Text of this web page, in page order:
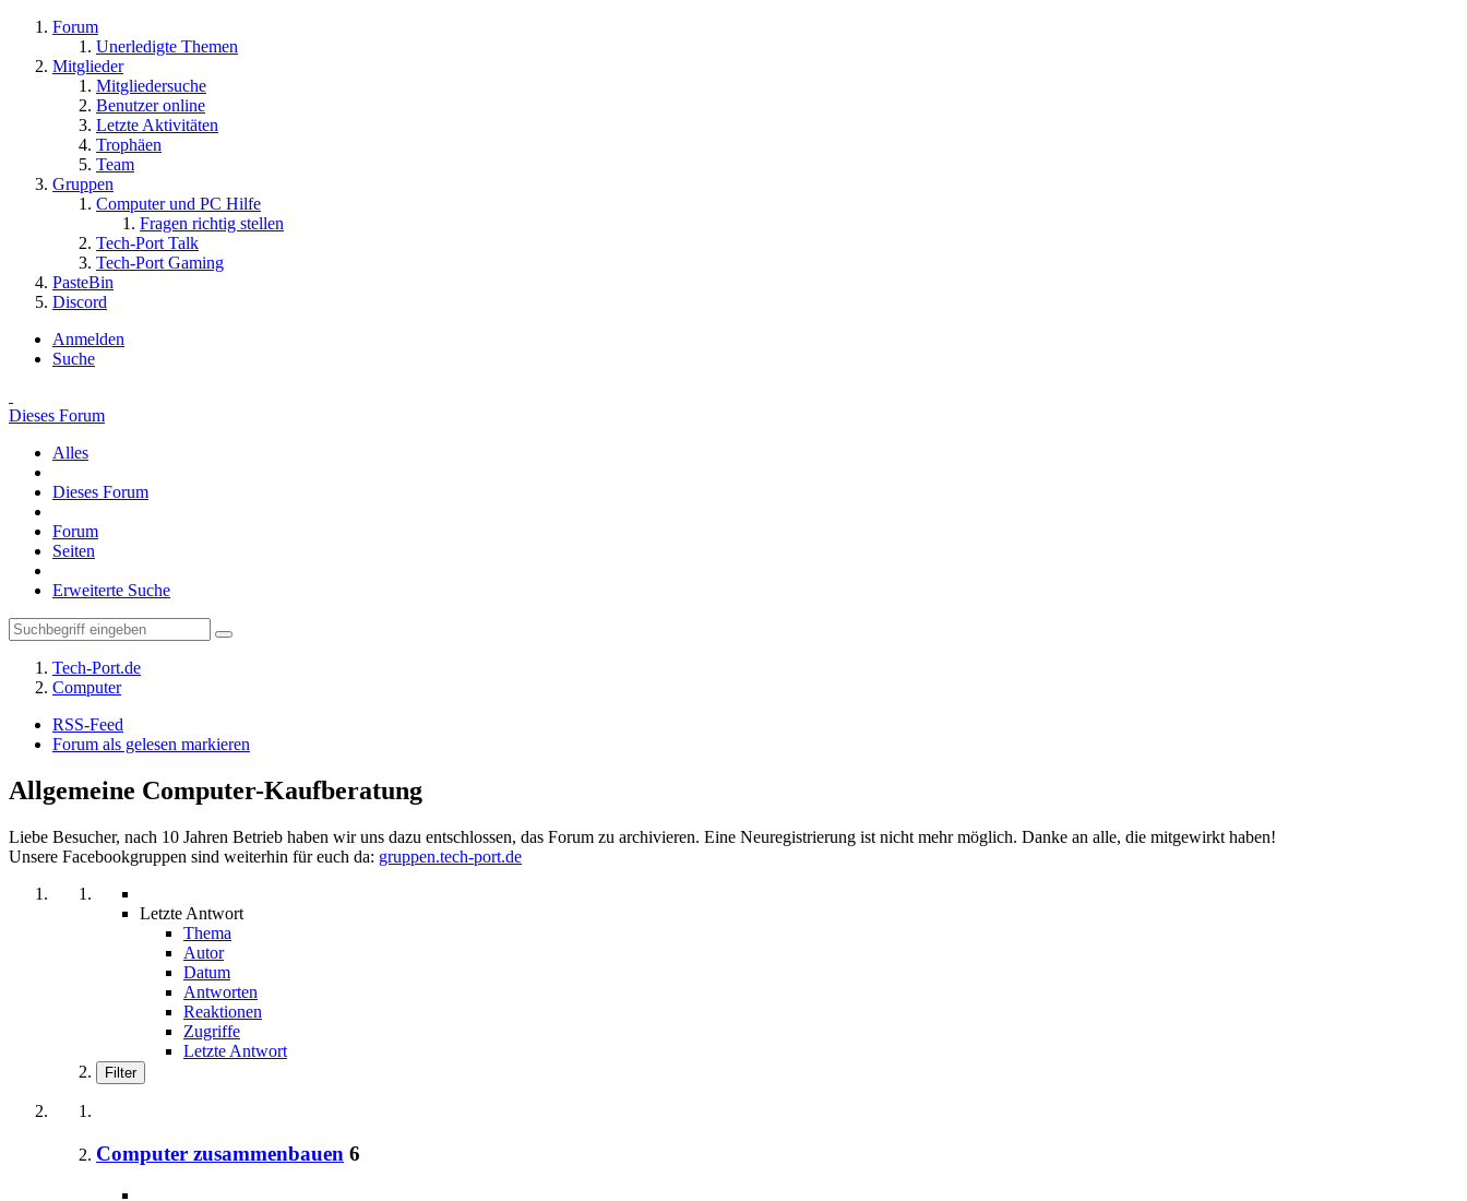
Forum
Unerledigte Themen
Mitglieder
Mitgliedersuche
Benutzer online
Letzte Aktivitäten
Trophäen
Team
Gruppen
Computer und PC Hilfe
Fragen richtig stellen
Tech-Port Talk
Tech-Port Gaming
PasteBin
Discord
Anmelden
Suche
Dieses Forum
Alles
Dieses Forum
Forum
Seiten
Erweiterte Suche
Tech-Port.de
Computer
RSS-Feed
Forum als gelesen markieren
Allgemeine Computer-Kaufberatung
Liebe Besucher, nach 10 Jahren Betrieb haben wir uns dazu entschlossen, das Forum zu archivieren. Eine Neuregistrierung ist nicht mehr möglich. Danke an alle, die mitgewirkt haben!
Unsere Facebookgruppen sind weiterhin für euch da: gruppen.tech-port.de
Letzte Antwort
Thema
Autor
Datum
Antworten
Reaktionen
Zugriffe
Letzte Antwort
Filter
Computer zusammenbauen 6